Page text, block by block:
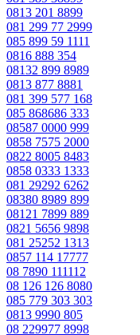
0813 201 8899
081 299 77 2999
085 899 59 1111
0816 888 354
08132 899 8989
0813 877 8881
081 399 577 168
085 868686 333
08587 0000 999
0858 7575 2000
0822 8005 8483
0858 0333 1333
081 29292 6262
08380 8989 899
08121 7899 889
0821 5656 9898
081 25252 1313
0857 114 17777
08 7890 111112
08 126 126 8080
085 779 303 303
0813 9990 805
08 229977 8998